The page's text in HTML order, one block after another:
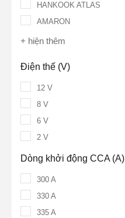
HANKOOK ATLAS
AMARON
+ hiện thêm
Điện thế (V)
12 V
8 V
6 V
2 V
Dòng khởi động CCA (A)
300 A
330 A
335 A